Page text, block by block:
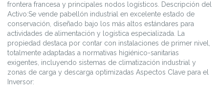
frontera francesa y principales nodos logísticos. Descripción del
Activo:Se vende pabellón industrial en excelente estado de
conservación, diseñado bajo los más altos estándares para
actividades de alimentación y logística especializada. La
propiedad destaca por contar con instalaciones de primer nivel,
totalmente adaptadas a normativas higiénico-sanitarias
exigentes, incluyendo sistemas de climatización industrial y
zonas de carga y descarga optimizadas Aspectos Clave para el
Inversor: